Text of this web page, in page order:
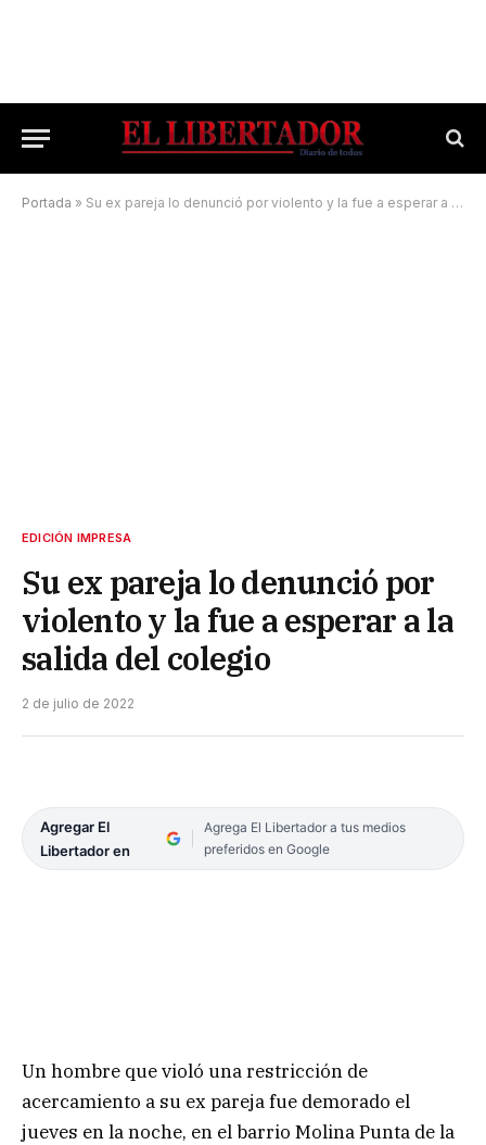
Portada » Su ex pareja lo denunció por violento y la fue a esperar a la salida del colegio
EDICIÓN IMPRESA
Su ex pareja lo denunció por
violento y la fue a esperar a la
salida del colegio
2 de julio de 2022
Agregar El
Libertador en
Agrega El Libertador a tus medios
preferidos en Google
Un hombre que violó una restricción de
acercamiento a su ex pareja fue demorado el
jueves en la noche, en el barrio Molina Punta de la